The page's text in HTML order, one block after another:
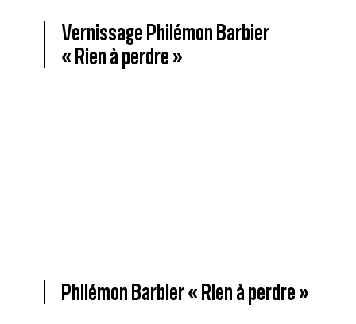
Vernissage Philémon Barbier
« Rien à perdre »
Philémon Barbier « Rien à perdre »